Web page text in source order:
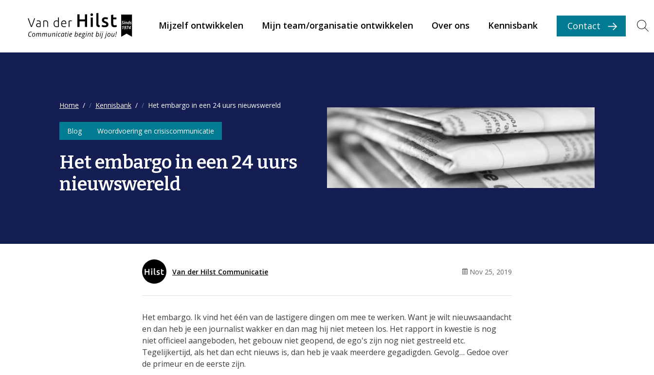
Contact
Mijzelf ontwikkelen Mijn team/organisatie ontwikkelen Over ons Kennisbank
Home Kennisbank Het embargo in een 24 uurs nieuwswereld
Blog Woordvoering en crisiscommunicatie
Het embargo in een 24 uurs
nieuwswereld
Van der Hilst Communicatie Nov 25, 2019
Het embargo. Ik vind het één van de lastigere dingen om mee te werken. Want je wilt nieuwsaandacht
en dan heb je een journalist wakker en dan mag hij niet meteen los. Het rapport in kwestie is nog
niet officieel aangeboden, het gebouw niet geopend, de ego's zijn nog niet gestreeld etc.
Tegelijkertijd, als het dan echt nieuws is, dan heb je vaak meerdere gegadigden. Gevolg… Gedoe over
de primeur en de eerste zijn.